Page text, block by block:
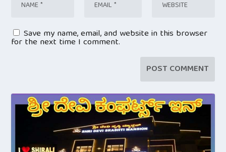
Save my name, email, and website in this browser
for the next time I comment.